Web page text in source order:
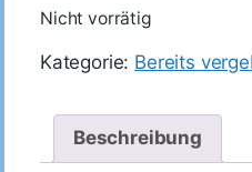
Nicht vorrätig
Kategorie: Bereits
Beschreibung